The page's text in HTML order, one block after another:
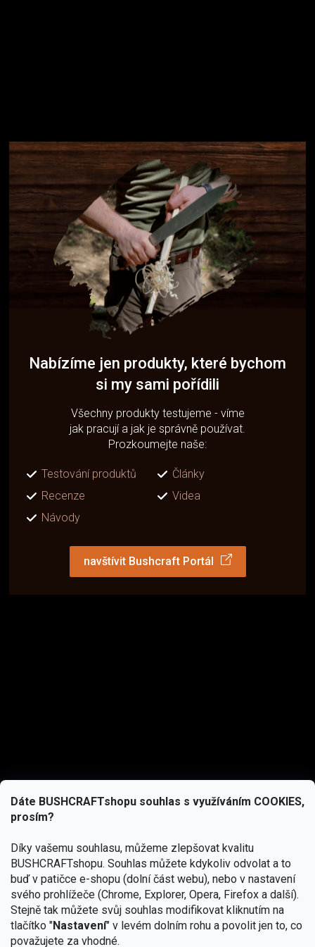
Dáte BUSHCRAFTshopu souhlas s využíváním COOKIES,
prosím?
Díky vašemu souhlasu, můžeme zlepšovat kvalitu
BUSHCRAFTshopu. Souhlas můžete kdykoliv odvolat a to
buď v patičce e-shopu (dolní část webu), nebo v nastavení
svého prohlížeče (Chrome, Explorer, Opera, Firefox a další).
Stejně tak můžete svůj souhlas modifikovat kliknutím na
tlačítko "Nastavení" v levém dolním rohu a povolit jen to, co
považujete za vhodné.
Nabízíme jen produkty, které bychom
si my sami pořídili
Všechny produkty testujeme - víme
jak pracují a jak je správně používat.
Prozkoumejte naše:
Testování produktů
Články
Recenze
Videa
Návody
navštívit Bushcraft Portál